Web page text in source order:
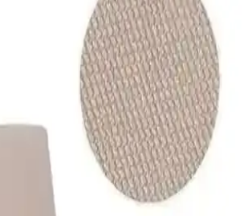
Kadife sandalye kılıfları, farklı kumaşlar
şıklık katıyor. Esneklik ve
çıkan bu ürünleri detaylı karşılaştırıyoruz.
Faiend Likralı Sandalye
ve Kullanım Özellikleri
likralı sandalye kılıflarını malzeme, uyum,
açısından karşılaştırıyoruz. Hangi ürün daha
burada.